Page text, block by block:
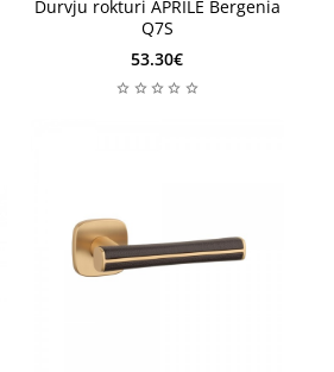
Durvju rokturi APRILE Bergenia
Q7S
53.30€